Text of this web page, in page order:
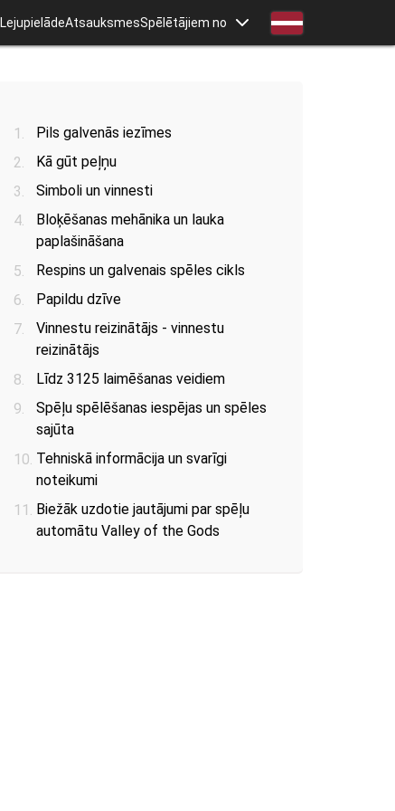
LejupielādeAtsauksmesSpēlētājiem no
Pils galvenās iezīmes
Kā gūt peļņu
Simboli un vinnesti
Bloķēšanas mehānika un lauka
paplašināšana
Respins un galvenais spēles cikls
Papildu dzīve
Vinnestu reizinātājs - vinnestu
reizinātājs
Līdz 3125 laimēšanas veidiem
Spēļu spēlēšanas iespējas un spēles
sajūta
Tehniskā informācija un svarīgi
noteikumi
Biežāk uzdotie jautājumi par spēļu
automātu Valley of the Gods